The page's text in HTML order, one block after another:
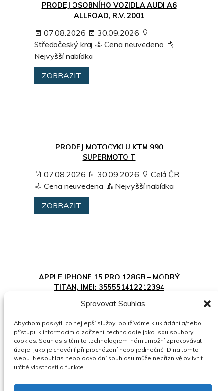
Spravovat Souhlas
Abychom poskytli co nejlepší služby, používáme k ukládání a/nebo
přístupu k informacím o zařízení, technologie jako jsou soubory
cookies. Souhlas s těmito technologiemi nám umožní zpracovávat
údaje, jako je chování při procházení nebo jedinečná ID na tomto
webu. Nesouhlas nebo odvolání souhlasu může nepříznivě ovlivnit
určité vlastnosti a funkce.
PRODEJ OSOBNÍHO VOZIDLA AUDI A6
ALLROAD, R.V. 2001
07.08.2026
30.09.2026
Středočeský kraj
Cena neuvedena
Nejvyšší nabídka
ZOBRAZIT
PRODEJ MOTOCYKLU KTM 990
SUPERMOTO T
07.08.2026 30.09.2026
Celá ČR
Cena neuvedena
Nejvyšší nabídka
ZOBRAZIT
APPLE IPHONE 15 PRO 128GB – MODRÝ
TITAN, IMEI: 355551412212394
06.08.2026 31.12.2026
ZOBRAZIT